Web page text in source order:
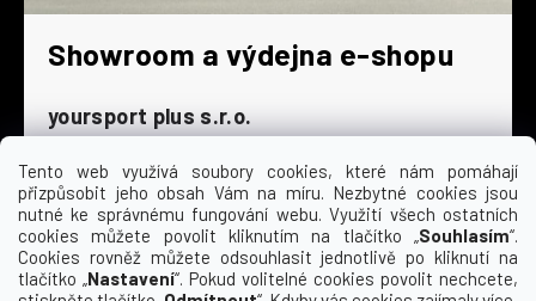
Tento web využívá soubory cookies, které nám pomáhají
přizpůsobit jeho obsah Vám na míru. Nezbytné cookies jsou
nutné ke správnému fungování webu. Využití všech ostatních
cookies můžete povolit kliknutím na tlačítko „Souhlasím“.
Cookies rovněž můžete odsouhlasit jednotlivě po kliknutí na
tlačítko „Nastavení“. Pokud volitelné cookies povolit nechcete,
Showroom a výdejna e-shopu
yoursport plus s.r.o.
Dyjská 845/4
196 00 Praha 9 - Čakovice
Po - Čt
9:00 - 16:30
Pá
9:00 - 15:30
So
zavřeno